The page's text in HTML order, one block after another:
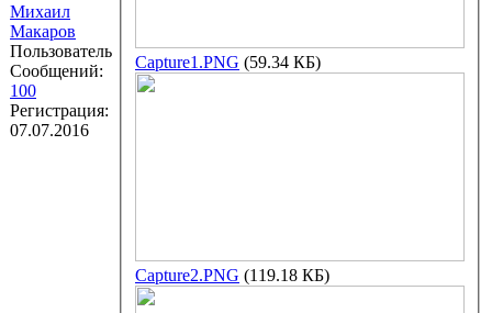
Михаил
Макаров
Пользователь
Сообщений:
100
Регистрация:
07.07.2016
Capture1.PNG (59.34 КБ)
Capture2.PNG (119.18 КБ)